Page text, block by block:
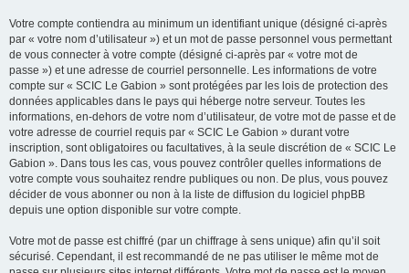
Votre compte contiendra au minimum un identifiant unique (désigné ci-après
par « votre nom d’utilisateur ») et un mot de passe personnel vous permettant
de vous connecter à votre compte (désigné ci-après par « votre mot de
passe ») et une adresse de courriel personnelle. Les informations de votre
compte sur « SCIC Le Gabion » sont protégées par les lois de protection des
données applicables dans le pays qui héberge notre serveur. Toutes les
informations, en-dehors de votre nom d’utilisateur, de votre mot de passe et de
votre adresse de courriel requis par « SCIC Le Gabion » durant votre
inscription, sont obligatoires ou facultatives, à la seule discrétion de « SCIC Le
Gabion ». Dans tous les cas, vous pouvez contrôler quelles informations de
votre compte vous souhaitez rendre publiques ou non. De plus, vous pouvez
décider de vous abonner ou non à la liste de diffusion du logiciel phpBB
depuis une option disponible sur votre compte.
Votre mot de passe est chiffré (par un chiffrage à sens unique) afin qu’il soit
sécurisé. Cependant, il est recommandé de ne pas utiliser le même mot de